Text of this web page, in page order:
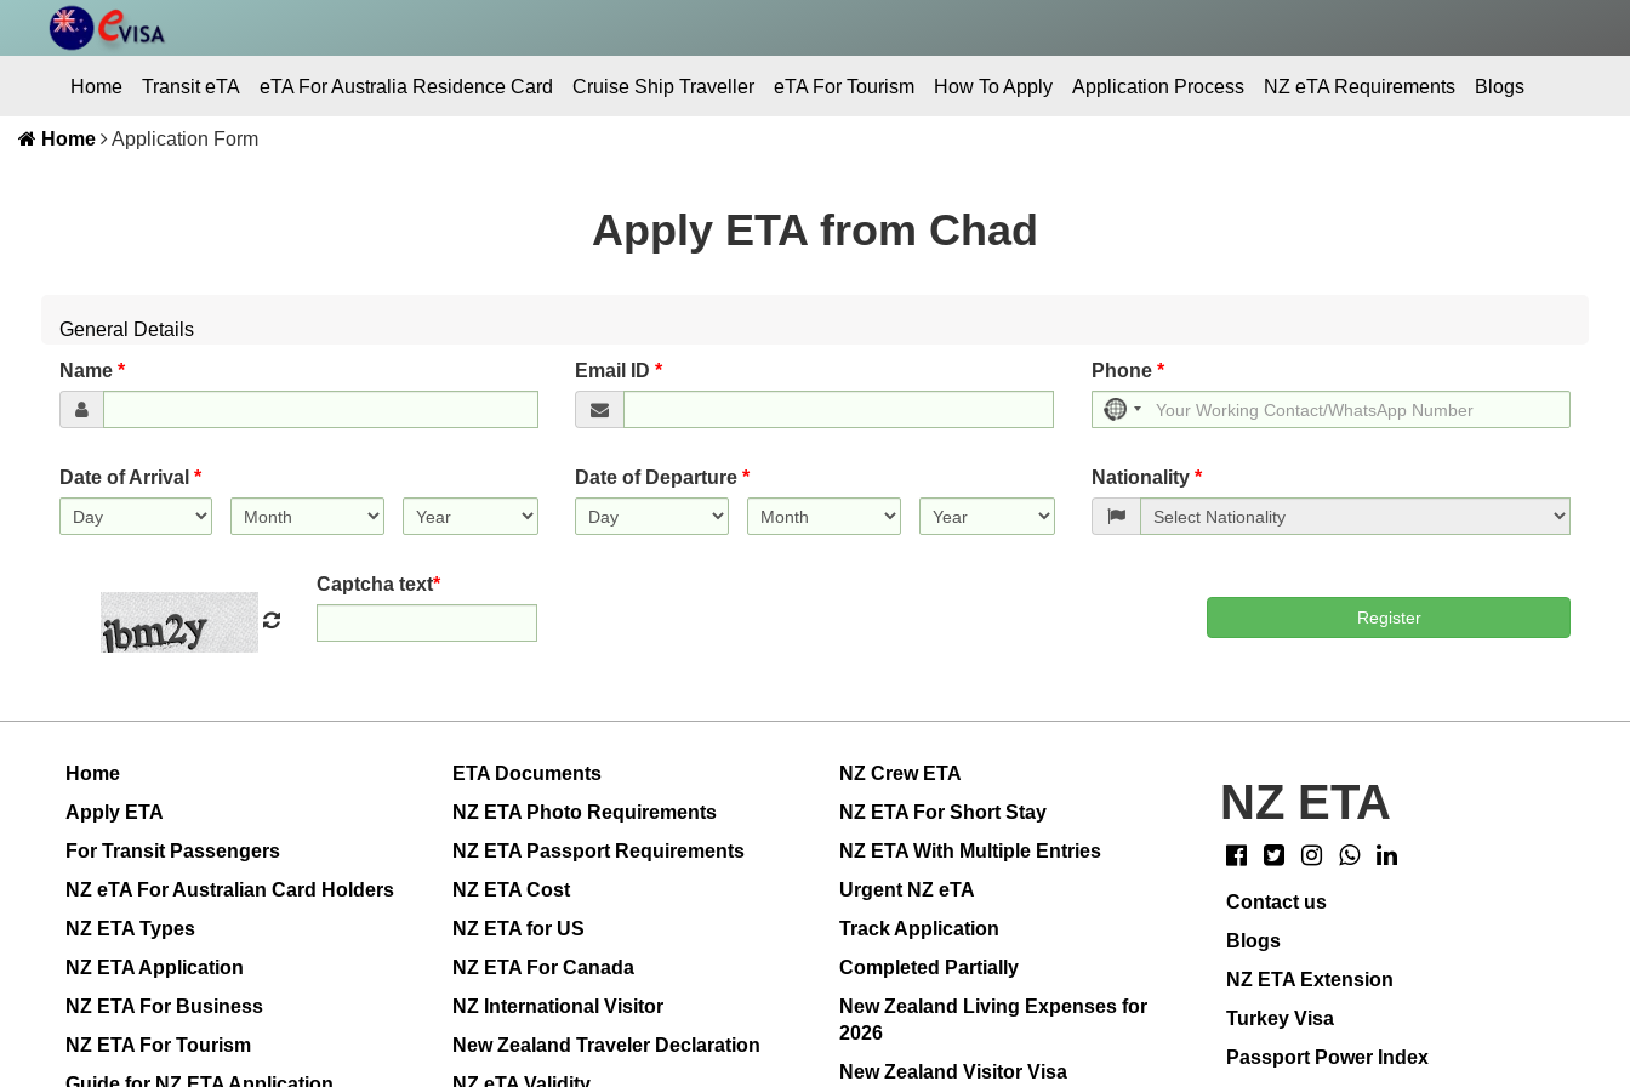
Home Transit eTA eTA For Australia Residence Card Cruise Ship Traveller eTA For Tourism How To Apply Application Process NZ eTA Requirements Blogs
Contact Us
Home Application Form
Apply ETA from Chad
General Details
Name * Email ID* Phone *
No
country
Date of Arrival * Date of Departure* Nationality *
Captcha text*
Register
Home
Apply ETA
For Transit Passengers
NZ eTA For Australian Card Holders
NZ ETA Types
NZ ETA Application
NZ ETA For Business
NZ ETA For Tourism
ETA Documents
NZ ETA Photo Requirements
NZ ETA Passport Requirements
NZ ETA Cost
NZ ETA for US
NZ ETA For Canada
NZ International Visitor
New Zealand Traveler Declaration
NZ Crew ETA
NZ ETA For Short Stay
NZ ETA With Multiple Entries
Urgent NZ eTA
Track Application
Completed Partially
New Zealand Living Expenses for
2026
New Zealand Visitor Visa
NZ ETA
Contact us
Blogs
NZ ETA Extension
Turkey Visa
Passport Power Index